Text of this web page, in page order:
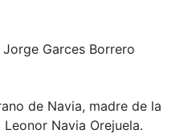
Garces Borrero
de Navia, madre de la
Navia Orejuela.